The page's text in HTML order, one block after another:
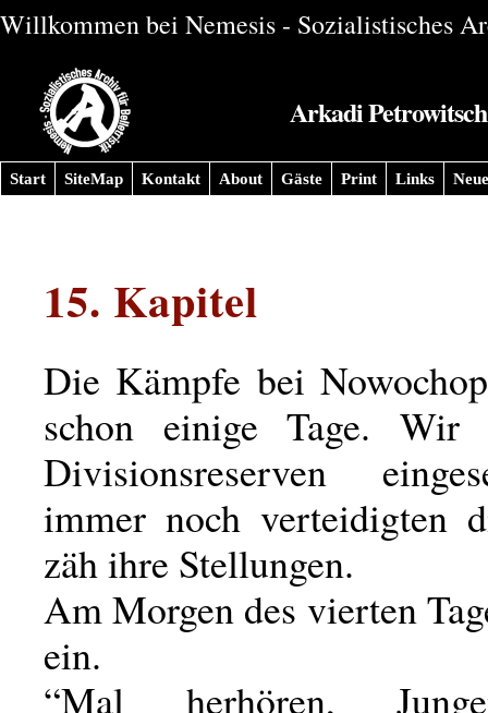
Willkommen bei Nemesis - Sozialistisches
Arkadi
Start SiteMap Kontakt About Gäste Print Links
15. Kapitel
Die Kämpfe bei
schon einige Tage. Wir
Divisionsreserven
immer noch verteidigten
zäh ihre Stellungen.
Am Morgen des vierten
ein.
“Mal herhören,